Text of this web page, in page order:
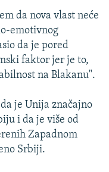
da nova vlast neće
emotivnog
da je pored
faktor jer je to,
na Blakanu".
je Unija značajno
i da je više od
Zapadnom
Srbiji.